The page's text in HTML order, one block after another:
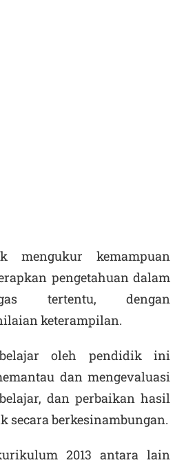
mengukur kemampuan
pengetahuan dalam
tertentu, dengan
keterampilan.
oleh pendidik ini
dan mengevaluasi
dan perbaikan hasil
secara berkesinambungan.
2013 antara lain